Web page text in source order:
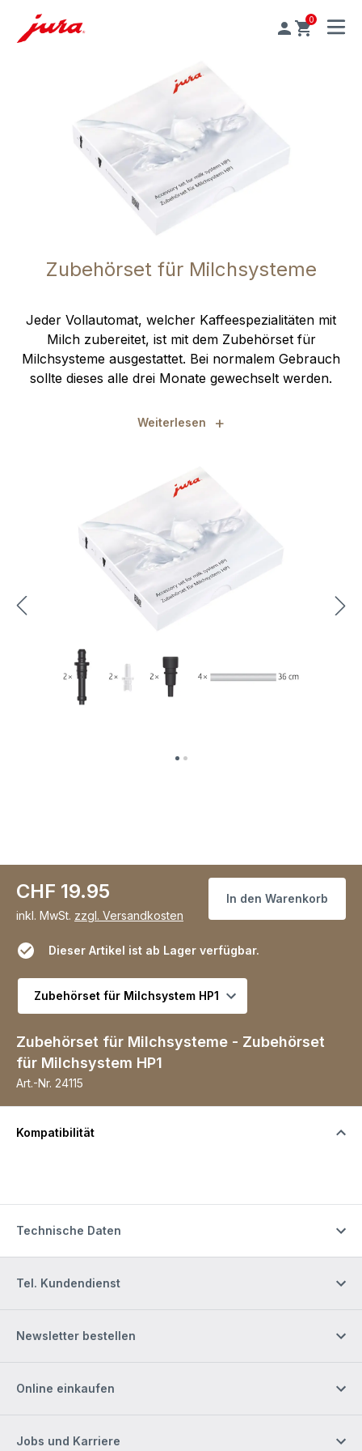
0
MENU
Zubehörset für Milchsysteme
Jeder Vollautomat, welcher Kaffeespezialitäten mit
Milch zubereitet, ist mit dem Zubehörset für
Milchsysteme ausgestattet. Bei normalem Gebrauch
sollte dieses alle drei Monate gewechselt werden.
Weiterlesen +
CHF 19.95
inkl. MwSt. zzgl. Versandkosten
In den Warenkorb
Dieser Artikel ist ab Lager verfügbar.
Variante wählen
Zubehörset für Milchsysteme - Zubehörset
für Milchsystem HP1
Art.-Nr. 24115
Kompatibilität
Technische Daten
Tel. Kundendienst
Newsletter bestellen
Online einkaufen
Jobs und Karriere